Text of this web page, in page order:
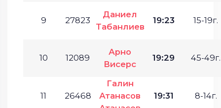
9 27823
Даниел
Табанлиев
19:23 15-19г.
10 12089
Арно
Висерс
19:29 45-49г.
11 26468
Галин
Атанасов
19:31 8-14г.